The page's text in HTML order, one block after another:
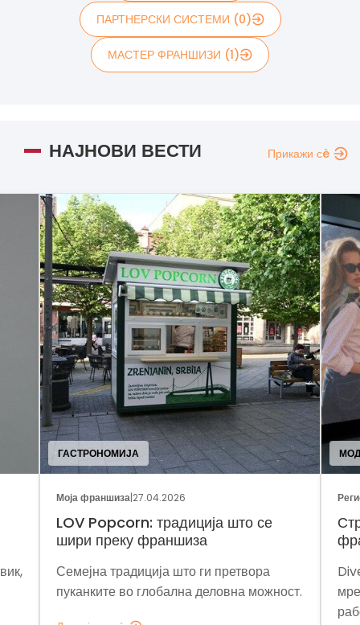
ПАРТНЕРСКИ СИСТЕМИ (0)
МАСТЕР ФРАНШИЗИ (1)
НАЈНОВИ ВЕСТИ Прикажи сè
ГАСТРОНОМИЈА
Моја франшиза|27.04.2026
LOV Popcorn: традиција што се
шири преку франшиза
Семејна традиција што ги претвора
пуканките во глобална деловна можност.